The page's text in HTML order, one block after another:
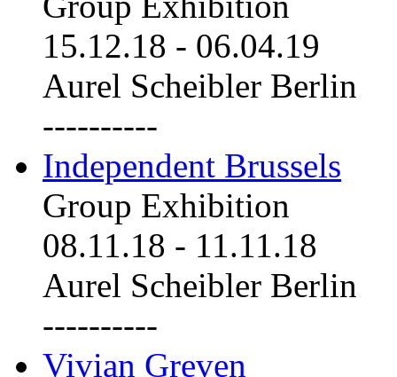
15.12.18 - 06.04.19
Aurel Scheibler Berlin
----------
Independent Brussels
Group Exhibition
08.11.18 - 11.11.18
Aurel Scheibler Berlin
----------
Vivian Greven